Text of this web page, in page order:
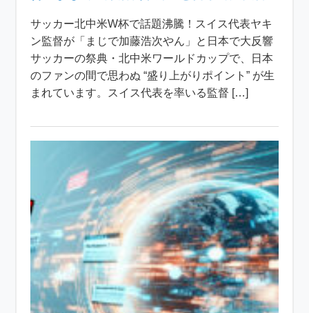
サッカー北中米W杯で話題沸騰！スイス代表ヤキ
ン監督が「まじで加藤浩次やん」と日本で大反響
サッカーの祭典・北中米ワールドカップで、日本
のファンの間で思わぬ “盛り上がりポイント” が生
まれています。スイス代表を率いる監督 […]